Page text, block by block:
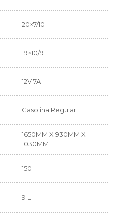
20×7/10
19×10/9
12V 7A
Gasolina Regular
1650MM X 930MM X
1030MM
150
9 L